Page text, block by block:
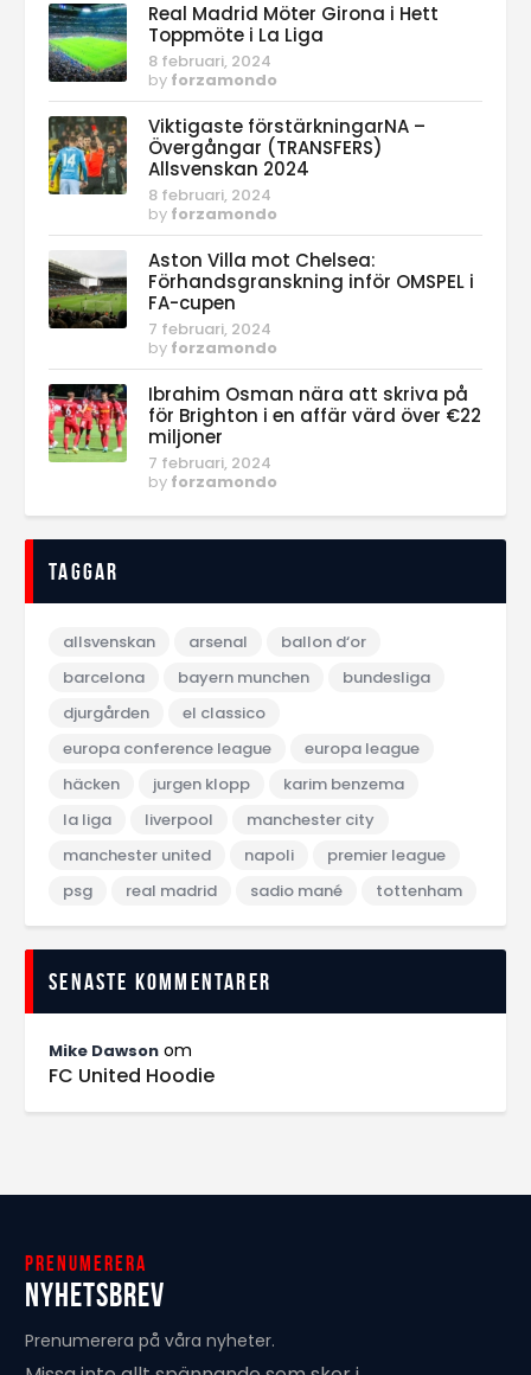
Real Madrid Möter Girona i Hett
Toppmöte i La Liga
8 februari, 2024
by forzamondo
Viktigaste förstärkningarNA –
Övergångar (TRANSFERS)
Allsvenskan 2024
8 februari, 2024
by forzamondo
Aston Villa mot Chelsea:
Förhandsgranskning inför OMSPEL i
FA-cupen
7 februari, 2024
by forzamondo
Ibrahim Osman nära att skriva på
för Brighton i en affär värd över €22
miljoner
7 februari, 2024
by forzamondo
Taggar
allsvenskan arsenal
ballon d‘or
barcelona
bayern munchen
bundesliga
djurgården
el classico
europa conference league
europa league
häcken
jurgen klopp
karim benzema
la liga
liverpool
manchester city
manchester united
napoli
premier league
psg
real madrid sadio mané tottenham
Senaste kommentarer
Mike Dawson om
FC United Hoodie
Prenumerera
Nyhetsbrev
Prenumerera på våra nyheter.